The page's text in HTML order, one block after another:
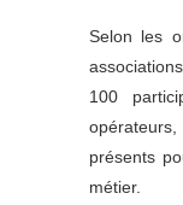
Selon les
100
présents
métier.